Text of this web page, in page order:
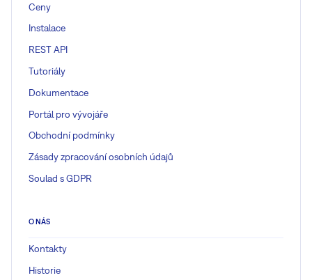
Ceny
Instalace
REST API
Tutoriály
Dokumentace
Portál pro vývojáře
Obchodní podmínky
Zásady zpracování osobních údajů
Soulad s GDPR
O NÁS
Kontakty
Historie